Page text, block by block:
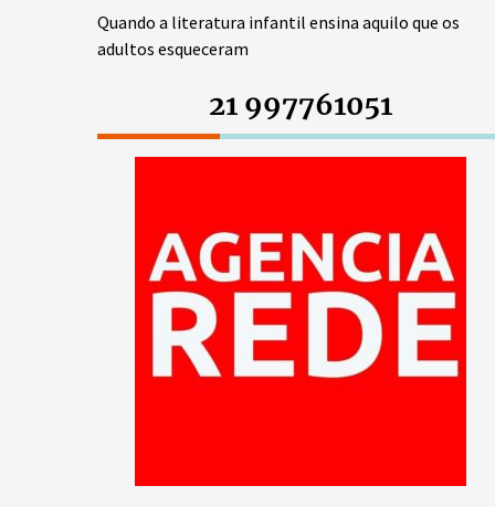
Quando a literatura infantil ensina aquilo que os
adultos esqueceram
21 997761051